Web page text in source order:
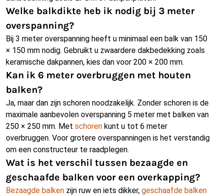
Welke balkdikte heb ik nodig bij 3 meter
overspanning?
Bij 3 meter overspanning heeft u minimaal een balk van 150
× 150 mm nodig. Gebruikt u zwaardere dakbedekking zoals
keramische dakpannen, kies dan voor 200 × 200 mm.
Kan ik 6 meter overbruggen met houten
balken?
Ja, maar dan zijn schoren noodzakelijk. Zonder schoren is de
maximale aanbevolen overspanning 5 meter met balken van
250 × 250 mm. Met schoren kunt u tot 6 meter
overbruggen. Voor grotere overspanningen is het verstandig
om een constructeur te raadplegen.
Wat is het verschil tussen bezaagde en
geschaafde balken voor een overkapping?
Bezaagde balken zijn ruw en iets dikker, geschaafde balken